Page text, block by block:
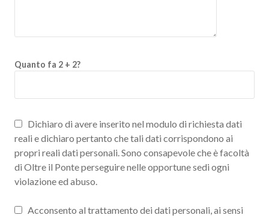
Quanto fa 2 + 2?
Dichiaro di avere inserito nel modulo di richiesta dati
reali e dichiaro pertanto che tali dati corrispondono ai
propri reali dati personali. Sono consapevole che è facoltà
di Oltre il Ponte perseguire nelle opportune sedi ogni
violazione ed abuso.
Acconsento al trattamento dei dati personali, ai sensi